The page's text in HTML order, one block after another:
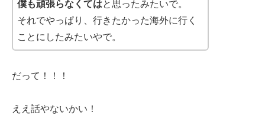
僕も頑張らなくてはと思ったみたいで。
それでやっぱり、行きたかった海外に行く
ことにしたみたいやで。
だって！！！
ええ話やないかい！